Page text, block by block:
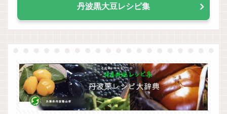
丹波黒大豆レシピ集